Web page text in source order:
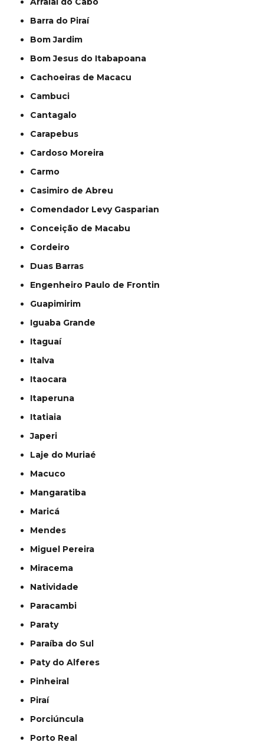
Barra do Piraí
Bom Jardim
Bom Jesus do Itabapoana
Cachoeiras de Macacu
Cambuci
Cantagalo
Carapebus
Cardoso Moreira
Carmo
Casimiro de Abreu
Comendador Levy Gasparian
Conceição de Macabu
Cordeiro
Duas Barras
Engenheiro Paulo de Frontin
Guapimirim
Iguaba Grande
Itaguaí
Italva
Itaocara
Itaperuna
Itatiaia
Japeri
Laje do Muriaé
Macuco
Mangaratiba
Maricá
Mendes
Miguel Pereira
Miracema
Natividade
Paracambi
Paraty
Paraíba do Sul
Paty do Alferes
Pinheiral
Piraí
Porciúncula
Porto Real